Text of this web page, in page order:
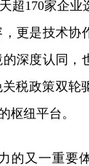
超170家企业
更是技术协
深度认同，
税政策双轮
枢纽平台。
的又一重要